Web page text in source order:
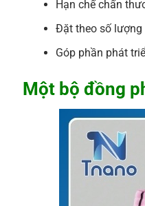
Hạn chế chấn
Đặt theo số lượng
Góp phần phát
Một bộ đồng